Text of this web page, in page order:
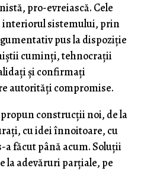
pro-evreiască. Cele
interiorul sistemului, prin
pus la dispoziţie
cuminţi, tehnocraţii
şi confirmaţi
autorităţi compromise.
construcţii noi, de la
cu idei înnoitoare, cu
a făcut până acum. Soluţii
la adevăruri parţiale, pe